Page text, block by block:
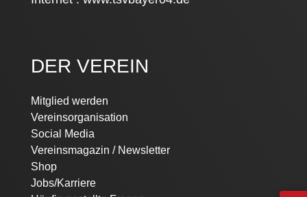
DER VEREIN
Mitglied werden
Vereinsorganisation
Social Media
Vereinsmagazin / Newsletter
Shop
Jobs/Karriere